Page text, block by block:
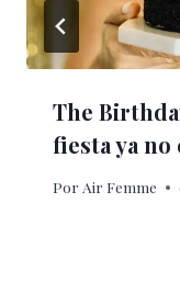
The
fiesta ya no
Por Air Femme